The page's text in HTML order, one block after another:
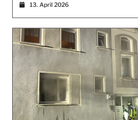
13. April 2026